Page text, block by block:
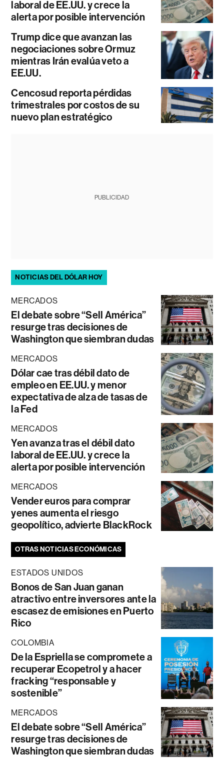
laboral de EE.UU. y crece la
alerta por posible intervención
Trump dice que avanzan las
negociaciones sobre Ormuz
mientras Irán evalúa veto a
EE.UU.
Cencosud reporta pérdidas
trimestrales por costos de su
nuevo plan estratégico
PUBLICIDAD
NOTICIAS DEL DÓLAR HOY
MERCADOS
El debate sobre “Sell América”
resurge tras decisiones de
Washington que siembran dudas
MERCADOS
Dólar cae tras débil dato de
empleo en EE.UU. y menor
expectativa de alza de tasas de
la Fed
MERCADOS
Yen avanza tras el débil dato
laboral de EE.UU. y crece la
alerta por posible intervención
MERCADOS
Vender euros para comprar
yenes aumenta el riesgo
geopolítico, advierte BlackRock
OTRAS NOTICIAS ECONÓMICAS
ESTADOS UNIDOS
Bonos de San Juan ganan
atractivo entre inversores ante la
escasez de emisiones en Puerto
Rico
COLOMBIA
De la Espriella se compromete a
recuperar Ecopetrol y a hacer
fracking “responsable y
sostenible”
MERCADOS
El debate sobre “Sell América”
resurge tras decisiones de
Washington que siembran dudas